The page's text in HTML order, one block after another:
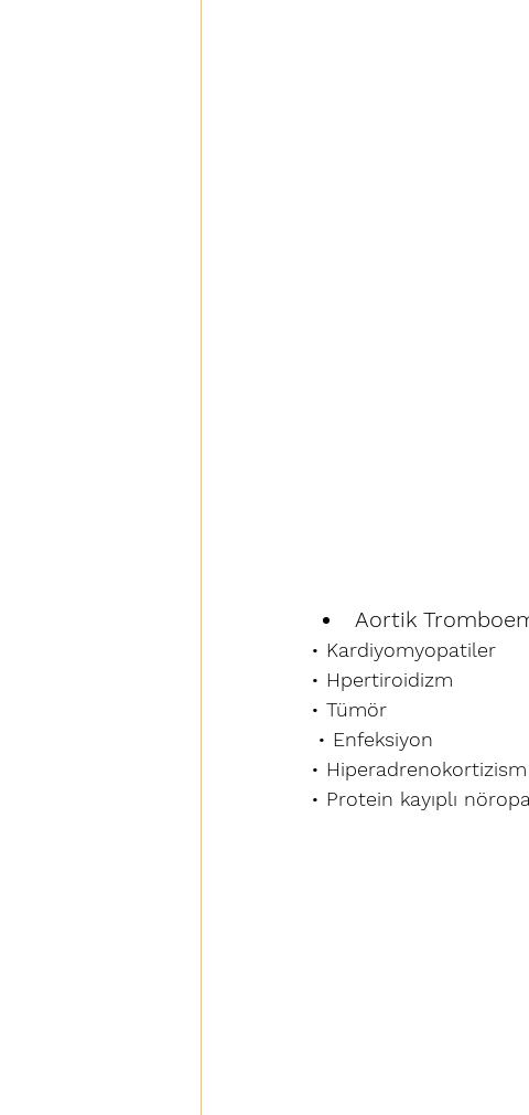
Aortik
• Kardiyomyopatiler
• Hpertiroidizm
• Tümör
• Enfeksiyon
• Hiperadrenokortizism
• Protein kayıplı